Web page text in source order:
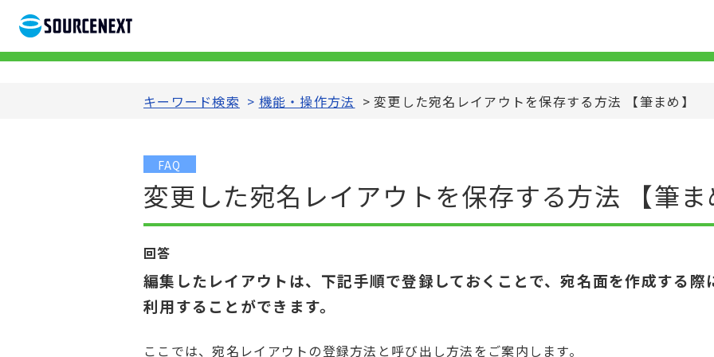
キーワード検索 > 機能・操作方法 > 変更した宛名レイアウトを保存する方法 【筆まめ】
FAQ
変更した宛名レイアウトを保存する方法 【筆ま
回答
編集したレイアウトは、下記手順で登録しておくことで、宛名面を作成する際
利用することができます。
ここでは、宛名レイアウトの登録方法と呼び出し方法をご案内します。